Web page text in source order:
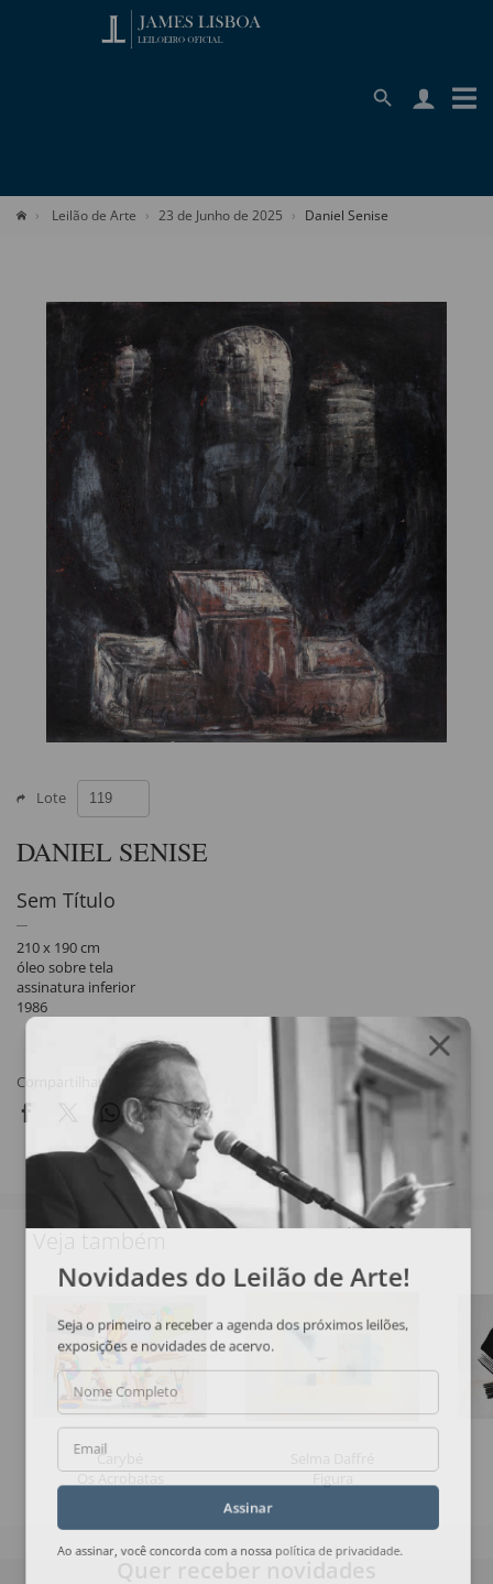
Leilão de Arte 23 de Junho de 2025 Daniel Senise
Lote
DANIEL SENISE
Sem Título
210 x 190 cm
óleo sobre tela
assinatura inferior
1986
Compartilhar
Veja também
Carybé
Os Acrobatas
Figura
Novidades do Leilão de Arte!
Seja o primeiro a receber a agenda dos próximos leilões,
exposições e novidades de acervo.
Nome Completo
Email
Assinar
Ao assinar, você concorda com a nossa política de privacidade